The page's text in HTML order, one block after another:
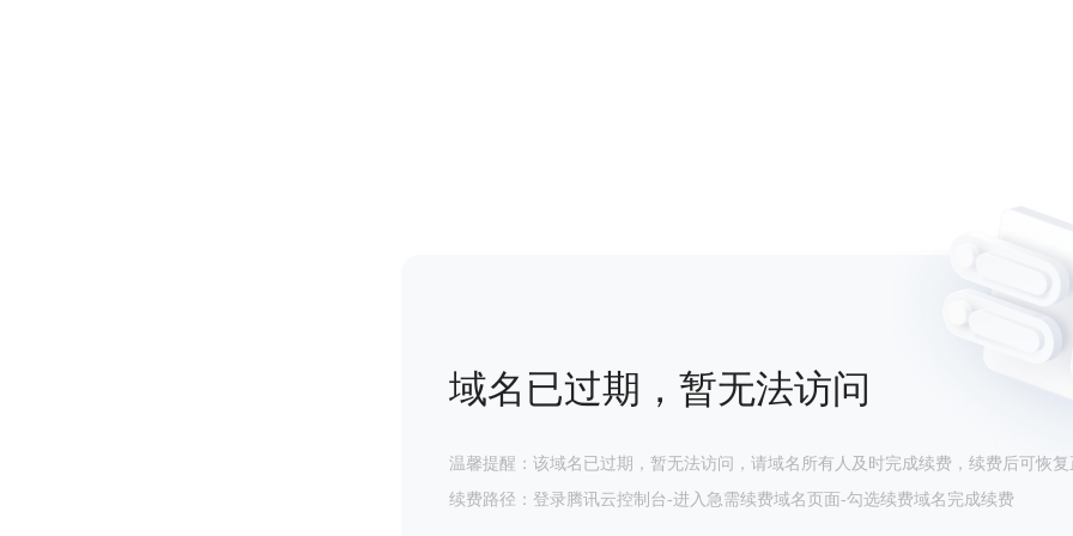
域名已过期，暂无法访问
温馨提醒：该域名已过期，暂无法访问，请域名所有人及时完成续费，续费后可恢复
续费路径：登录腾讯云控制台-进入急需续费域名页面-勾选续费域名完成续费